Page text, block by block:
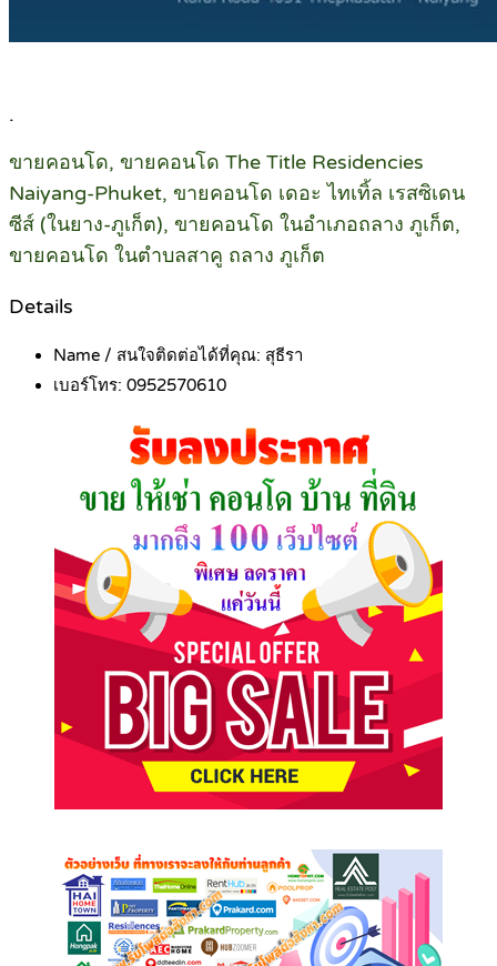
.
ขายคอนโด, ขายคอนโด The Title Residencies
Naiyang-Phuket, ขายคอนโด เดอะ ไทเทิ้ล เรสซิเดน
ซีส์ (ในยาง-ภูเก็ต), ขายคอนโด ในอำเภอถลาง ภูเก็ต,
ขายคอนโด ในตำบลสาคู ถลาง ภูเก็ต
Details
Name / สนใจติดต่อได้ที่คุณ: สุธีรา
เบอร์โทร: 0952570610